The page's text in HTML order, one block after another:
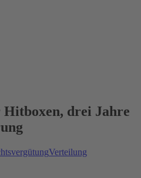
drei Jahre
Verteilung